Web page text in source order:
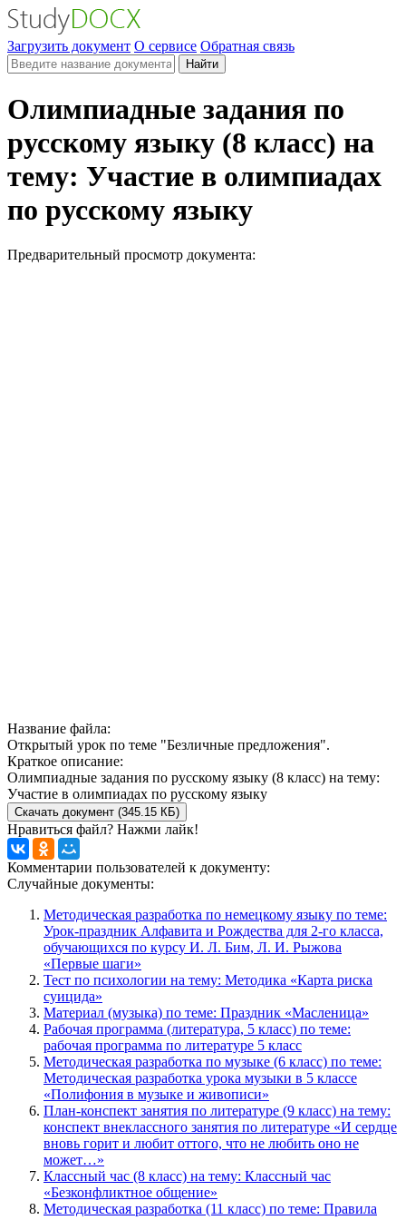
Загрузить документ О сервисе Обратная связь
Найти
Олимпиадные задания по
русскому языку (8 класс) на
тему: Участие в олимпиадах
по русскому языку
Предварительный просмотр документа:
Название файла:
Открытый урок по теме "Безличные предложения".
Краткое описание:
Олимпиадные задания по русскому языку (8 класс) на тему:
Участие в олимпиадах по русскому языку
Скачать документ (345.15 КБ)
Нравиться файл? Нажми лайк!
Комментарии пользователей к документу:
Случайные документы:
Методическая разработка по немецкому языку по теме:
Урок-праздник Алфавита и Рождества для 2-го класса,
обучающихся по курсу И. Л. Бим, Л. И. Рыжова
«Первые шаги»
Тест по психологии на тему: Методика «Карта риска
суицида»
Материал (музыка) по теме: Праздник «Масленица»
Рабочая программа (литература, 5 класс) по теме:
рабочая программа по литературе 5 класс
Методическая разработка по музыке (6 класс) по теме:
Методическая разработка урока музыки в 5 классе
«Полифония в музыке и живописи»
План-конспект занятия по литературе (9 класс) на тему:
конспект внеклассного занятия по литературе «И сердце
вновь горит и любит оттого, что не любить оно не
может…»
Классный час (8 класс) на тему: Классный час
«Безконфликтное общение»
Методическая разработка (11 класс) по теме: Правила